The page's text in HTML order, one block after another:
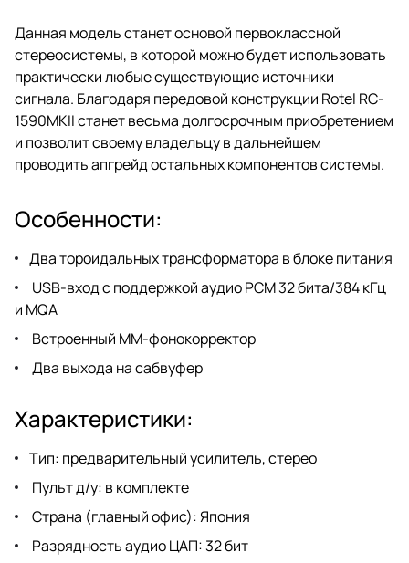
Данная модель станет основой первоклассной
стереосистемы, в которой можно будет использовать
практически любые существующие источники
сигнала. Благодаря передовой конструкции Rotel RC-
1590MKII станет весьма долгосрочным приобретением
и позволит своему владельцу в дальнейшем
проводить апгрейд остальных компонентов системы.
Особенности:
Два тороидальных трансформатора в блоке питания
USB-вход с поддержкой аудио PCM 32 бита/384 кГц
и MQA
Встроенный MM-фонокорректор
Два выхода на сабвуфер
Характеристики:
Тип: предварительный усилитель, стерео
Пульт д/у: в комплекте
Страна (главный офис): Япония
Разрядность аудио ЦАП: 32 бит